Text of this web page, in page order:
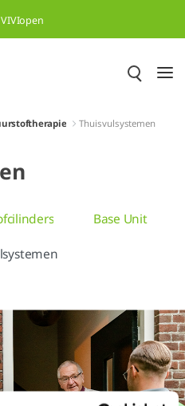
gaan
VIVIopen
Thuisvulsystemen
Base Unit